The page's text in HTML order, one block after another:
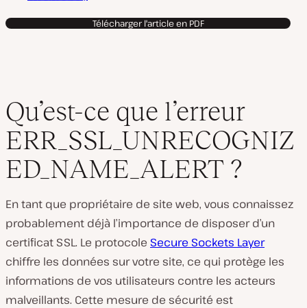
Télécharger l'article en PDF
Qu’est-ce que l’erreur
ERR_SSL_UNRECOGNIZ
ED_NAME_ALERT ?
En tant que propriétaire de site web, vous connaissez
probablement déjà l’importance de disposer d’un
certificat SSL. Le protocole Secure Sockets Layer
chiffre les données sur votre site, ce qui protège les
informations de vos utilisateurs contre les acteurs
malveillants. Cette mesure de sécurité est